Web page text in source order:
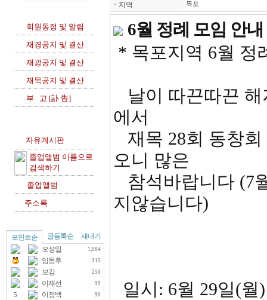
회원동정 및 알림
재경공지 및 결산
재광공지 및 결산
재목공지 및 결산
부 고 [訃 告]
자유게시판
졸업앨범 이름으로
검색하기
졸업앨범
주소록
포인트순 글등록순
새내기
오성일
1,084
임동후 315
보강 250
이재선 99
5 이정백 90
ㆍ 지역 목포
6월 정례 모임 안내
* 목포지역 6월 정
날이 따끈따끈
에서
재목 28회 동창
오니 많은
참석바랍니다 (7
지않습니다)
일시: 6월 29일(월